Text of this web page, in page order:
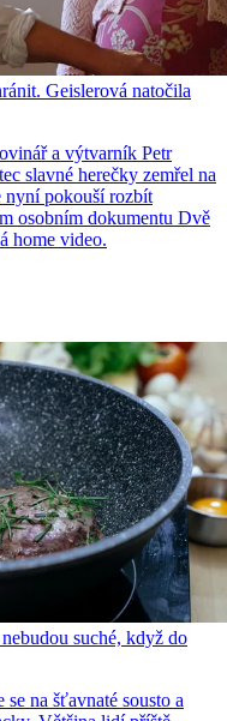
Geislerová natočila
a výtvarník Petr
slavné herečky zemřel na
nyní pokouší rozbít
osobním dokumentu Dvě
home video.
suché, když do
na šťavnaté sousto a